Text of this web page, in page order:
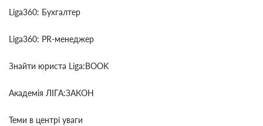
Liga360: Бухгалтер
Liga360: PR-менеджер
Знайти юриста Liga:BOOK
Академія ЛІГА:ЗАКОН
Теми в центрі уваги